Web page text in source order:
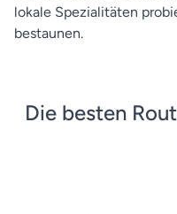
lokale Spezialitäten
bestaunen.
Die besten